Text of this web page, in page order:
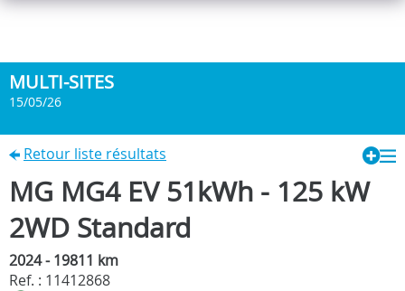
MULTI-SITES
15/05/26
Retour liste résultats
MG MG4 EV 51kWh - 125 kW
2WD Standard
2024 - 19811 km
Ref. : 11412868